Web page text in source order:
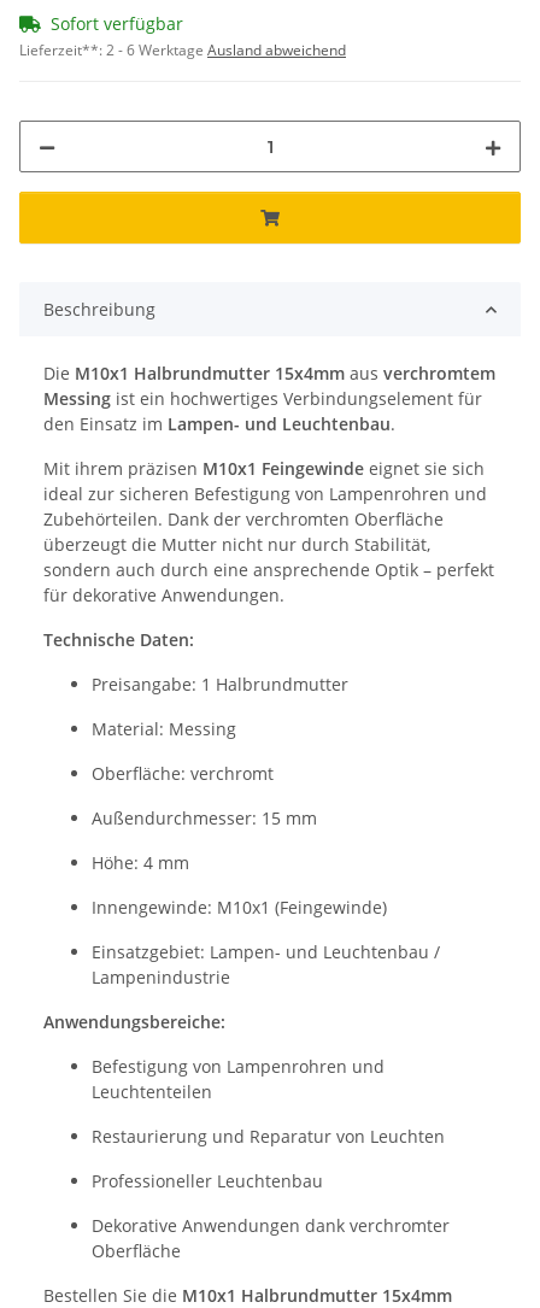
Sofort verfügbar
Lieferzeit**:2 - 6 Werktage Ausland abweichend
Beschreibung
Die M10x1 Halbrundmutter 15x4mm aus verchromtem
Messing ist ein hochwertiges Verbindungselement für
den Einsatz im Lampen- und Leuchtenbau.
Mit ihrem präzisen M10x1 Feingewinde eignet sie sich
ideal zur sicheren Befestigung von Lampenrohren und
Zubehörteilen. Dank der verchromten Oberfläche
überzeugt die Mutter nicht nur durch Stabilität,
sondern auch durch eine ansprechende Optik – perfekt
für dekorative Anwendungen.
Technische Daten:
Preisangabe: 1 Halbrundmutter
Material: Messing
Oberfläche: verchromt
Außendurchmesser: 15 mm
Höhe: 4 mm
Innengewinde: M10x1 (Feingewinde)
Einsatzgebiet: Lampen- und Leuchtenbau /
Lampenindustrie
Anwendungsbereiche:
Befestigung von Lampenrohren und
Leuchtenteilen
Restaurierung und Reparatur von Leuchten
Professioneller Leuchtenbau
Dekorative Anwendungen dank verchromter
Oberfläche
Bestellen Sie die M10x1 Halbrundmutter 15x4mm